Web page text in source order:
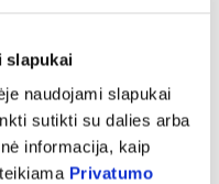
slapukai
naudojami slapukai
sutikti su dalies arba
informacija, kaip
Privatumo
€ 2,65 €
PAPILDOMA NUOLAIDA
Į krepšelį